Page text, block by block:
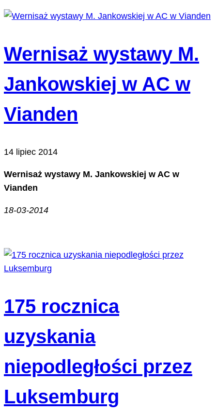
Wernisaż wystawy M.
Jankowskiej w AC w
Vianden
14 lipiec 2014
Wernisaż wystawy M. Jankowskiej w AC w
Vianden
18-03-2014
175 rocznica
uzyskania
niepodległości przez
Luksemburg